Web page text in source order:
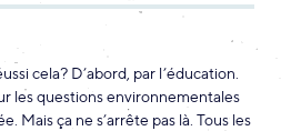
cela? D’abord, par l’éducation.
les questions environnementales
Mais ça ne s’arrête pas là. Tous les